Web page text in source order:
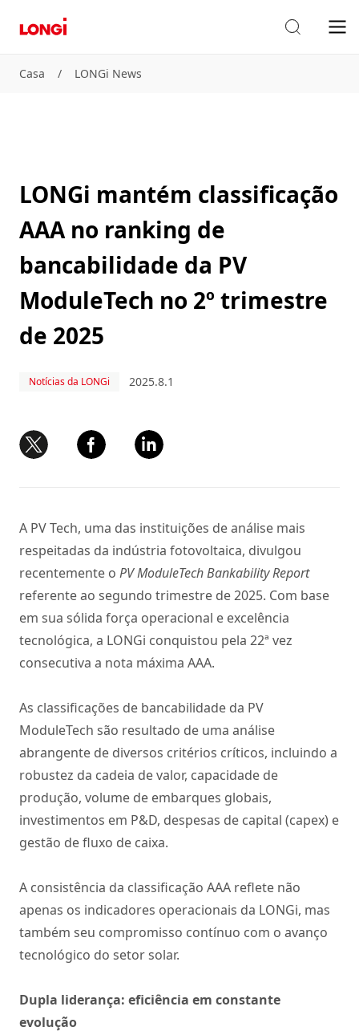
Casa / LONGi News
LONGi mantém classificação
AAA no ranking de
bancabilidade da PV
ModuleTech no 2º trimestre
de 2025
Notícias da LONGi 2025.8.1
A PV Tech, uma das instituições de análise mais
respeitadas da indústria fotovoltaica, divulgou
recentemente o PV ModuleTech Bankability Report
referente ao segundo trimestre de 2025. Com base
em sua sólida força operacional e excelência
tecnológica, a LONGi conquistou pela 22ª vez
consecutiva a nota máxima AAA.
As classificações de bancabilidade da PV
ModuleTech são resultado de uma análise
abrangente de diversos critérios críticos, incluindo a
robustez da cadeia de valor, capacidade de
produção, volume de embarques globais,
investimentos em P&D, despesas de capital (capex) e
gestão de fluxo de caixa.
A consistência da classificação AAA reflete não
apenas os indicadores operacionais da LONGi, mas
também seu compromisso contínuo com o avanço
tecnológico do setor solar.
Dupla liderança: eficiência em constante
evolução